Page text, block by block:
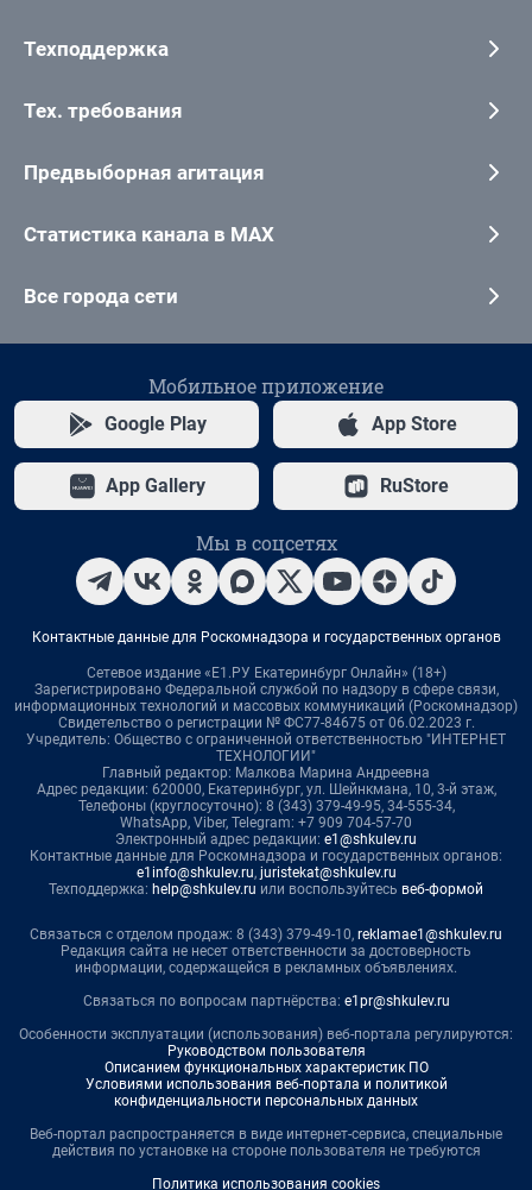
Техподдержка
Тех. требования
Предвыборная агитация
Статистика канала в MAX
Все города сети
Мобильное приложение
Google Play App Store
App Gallery RuStore
Мы в соцсетях
Контактные данные для Роскомнадзора и государственных органов
Сетевое издание «Е1.РУ Екатеринбург Онлайн» (18+)
Зарегистрировано Федеральной службой по надзору в сфере связи,
информационных технологий и массовых коммуникаций (Роскомнадзор)
Свидетельство о регистрации № ФС77-84675 от 06.02.2023 г.
Учредитель: Общество с ограниченной ответственностью "ИНТЕРНЕТ
ТЕХНОЛОГИИ"
Главный редактор: Малкова Марина Андреевна
Адрес редакции: 620000, Екатеринбург, ул. Шейнкмана, 10, 3-й этаж,
Телефоны (круглосуточно): 8 (343) 379-49-95, 34-555-34,
WhatsApp, Viber, Telegram: +7 909 704-57-70
Электронный адрес редакции: e1@shkulev.ru
Контактные данные для Роскомнадзора и государственных органов:
e1info@shkulev.ru, juristekat@shkulev.ru
Техподдержка: help@shkulev.ru или воспользуйтесь веб-формой
Связаться с отделом продаж: 8 (343) 379-49-10, reklamae1@shkulev.ru
Редакция сайта не несет ответственности за достоверность
информации, содержащейся в рекламных объявлениях.
Связаться по вопросам партнёрства: e1pr@shkulev.ru
Особенности эксплуатации (использования) веб-портала регулируются:
Руководством пользователя
Описанием функциональных характеристик ПО
Условиями использования веб-портала и политикой
конфиденциальности персональных данных
Веб-портал распространяется в виде интернет-сервиса, специальные
действия по установке на стороне пользователя не требуются
Политика использования cookies